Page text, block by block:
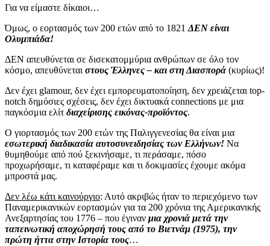
Για να είμαστε δίκαιοι…
Όμως, ο εορτασμός των 200 ετών από το 1821 ΔΕΝ είναι
Ολυμπιάδα!
ΔΕΝ απευθύνεται σε δισεκατομμύρια ανθρώπων σε όλο τον
κόσμο, απευθύνεται στους Έλληνες – και στη Διασπορά (κυρίως)!
Δεν έχει glamour, δεν έχει εμπορευματοποίηση, δεν χρειάζεται top-
notch δημόσιες σχέσεις, δεν έχει δικτυακά connections με μια
παγκόσμια ελίτ διαχείρισης εικόνας-προϊόντος.
Ο γιορτασμός των 200 ετών της Παλιγγενεσίας θα είναι μια
εσωτερική διαδικασία αυτοσυνειδησίας των Ελλήνων! Να
θυμηθούμε από πού ξεκινήσαμε, τι περάσαμε, πόσο
προχωρήσαμε, τι καταφέραμε και τι δοκιμασίες έχουμε ακόμα
μπροστά μας.
Δεν λέω κάτι καινούργιο: Αυτό ακριβώς ήταν το περιεχόμενο των
Παναμερικανικών εορτασμών για τα 200 χρόνια της Αμερικανικής
Ανεξαρτησίας του 1776 – που έγιναν μια χρονιά μετά την
ταπεινωτική αποχώρησή τους από το Βιετνάμ (1975), την
πρώτη ήττα στην Ιστορία τους…